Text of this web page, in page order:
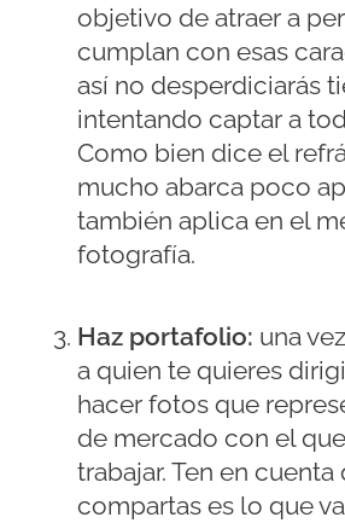
objetivo de atraer a
cumplan con esas
así no desperdiciarás
intentando captar a
Como bien dice el
mucho abarca poco
también aplica en el
fotografía.
Haz portafolio: una
a quien te quieres
hacer fotos que
de mercado con el
trabajar. Ten en
compartas es lo que